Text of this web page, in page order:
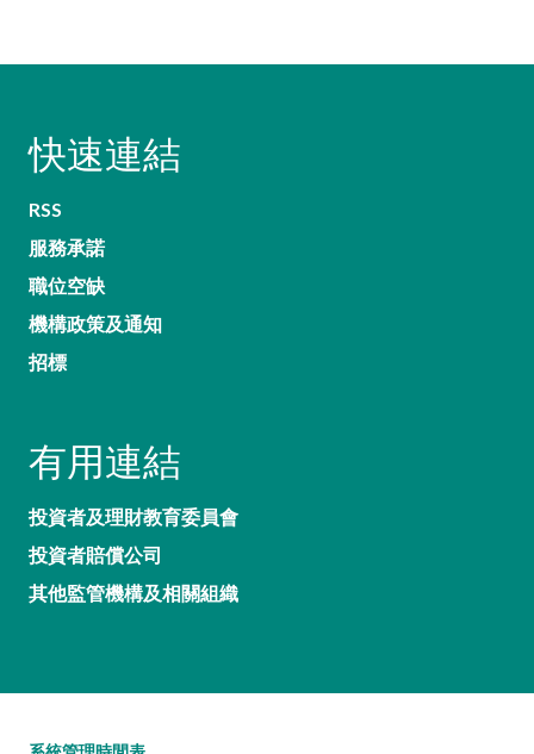
快速連結
RSS
服務承諾
職位空缺
機構政策及通知
招標
有用連結
投資者及理財教育委員會
投資者賠償公司
其他監管機構及相關組織